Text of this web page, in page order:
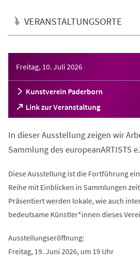
VERANSTALTUNGSORTE
Freitag, 10. Juli 2026
Kunstverein Paderborn
Link zur Veranstaltung
(Öffnet
in
neuen
In dieser Ausstellung zeigen wir
Sammlung des europeanARTISTS
Diese Ausstellung ist die Fortführung
Reihe mit Einblicken in Sammlungen
Präsentiert werden lokale, wie auch
bedeutsame Künstler*innen dieses
Ausstellungseröffnung:
Freitag, 19. Juni 2026, um 19 Uhr